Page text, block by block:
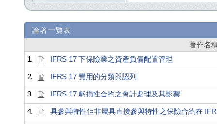
論著一覽表
著作名
1.
IFRS 17 下保險業之資產負債配置管理
2. IFRS 17 費用的分類與認列
3. IFRS 17 虧損性合約之會計處理及其影響
4. 具參與特性但非屬具直接參與特性之保險合約在